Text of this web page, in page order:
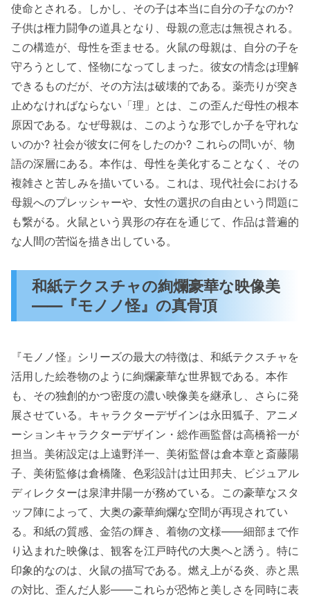
使命とされる。しかし、その子は本当に自分の子なのか?
子供は権力闘争の道具となり、母親の意志は無視される。
この構造が、母性を歪ませる。火鼠の母親は、自分の子を
守ろうとして、怪物になってしまった。彼女の情念は理解
できるものだが、その方法は破壊的である。薬売りが突き
止めなければならない「理」とは、この歪んだ母性の根本
原因である。なぜ母親は、このような形でしか子を守れな
いのか? 社会が彼女に何をしたのか? これらの問いが、物
語の深層にある。本作は、母性を美化することなく、その
複雑さと苦しみを描いている。これは、現代社会における
母親へのプレッシャーや、女性の選択の自由という問題に
も繋がる。火鼠という異形の存在を通じて、作品は普遍的
な人間の苦悩を描き出している。
和紙テクスチャの絢爛豪華な映像美
——『モノノ怪』の真骨頂
『モノノ怪』シリーズの最大の特徴は、和紙テクスチャを
活用した絵巻物のように絢爛豪華な世界観である。本作
も、その独創的かつ密度の濃い映像美を継承し、さらに発
展させている。キャラクターデザインは永田狐子、アニメ
ーションキャラクターデザイン・総作画監督は高橋裕一が
担当。美術設定は上遠野洋一、美術監督は倉本章と斎藤陽
子、美術監修は倉橋隆、色彩設計は辻田邦夫、ビジュアル
ディレクターは泉津井陽一が務めている。この豪華なスタ
ッフ陣によって、大奥の豪華絢爛な空間が再現されてい
る。和紙の質感、金箔の輝き、着物の文様——細部まで作
り込まれた映像は、観客を江戸時代の大奥へと誘う。特に
印象的なのは、火鼠の描写である。燃え上がる炎、赤と黒
の対比、歪んだ人影——これらが恐怖と美しさを同時に表